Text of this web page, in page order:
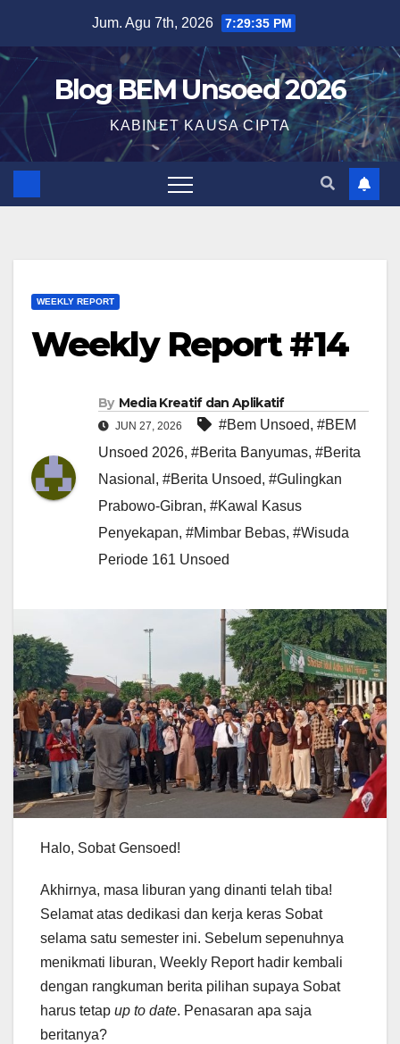
Jum. Agu 7th, 2026 7:29:36 PM
Blog BEM Unsoed 2026
KABINET KAUSA CIPTA
WEEKLY REPORT
Weekly Report #14
By Media Kreatif dan Aplikatif
JUN 27, 2026 #Bem Unsoed, #BEM
Unsoed 2026, #Berita Banyumas, #Berita
Nasional , #Berita Unsoed, #Gulingkan
Prabowo-Gibran, #Kawal Kasus
Penyekapan, #Mimbar Bebas, #Wisuda
Periode 161 Unsoed
Halo, Sobat Gensoed!
Akhirnya, masa liburan yang dinanti telah tiba!
Selamat atas dedikasi dan kerja keras Sobat
selama satu semester ini. Sebelum sepenuhnya
menikmati liburan, Weekly Report hadir kembali
dengan rangkuman berita pilihan supaya Sobat
harus tetap up to date. Penasaran apa saja
beritanya?